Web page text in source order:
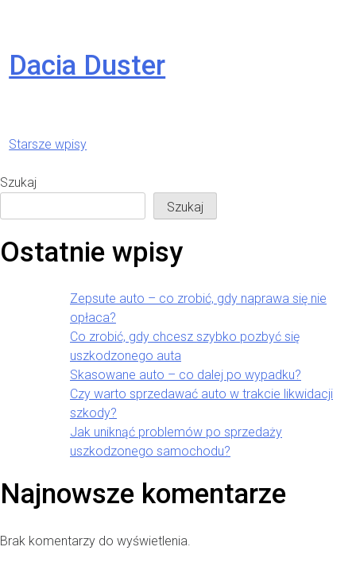
Dacia Duster
Nawigacja
po wpisach
Starsze wpisy
Szukaj
Szukaj
Ostatnie wpisy
Zepsute auto – co zrobić, gdy naprawa się nie
opłaca?
Co zrobić, gdy chcesz szybko pozbyć się
uszkodzonego auta
Skasowane auto – co dalej po wypadku?
Czy warto sprzedawać auto w trakcie likwidacji
szkody?
Jak uniknąć problemów po sprzedaży
uszkodzonego samochodu?
Najnowsze komentarze
Brak komentarzy do wyświetlenia.